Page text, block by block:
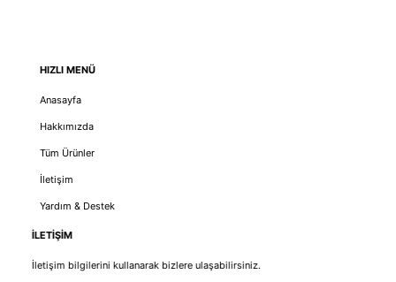
HIZLI MENÜ
Anasayfa
Hakkımızda
Tüm Ürünler
İletişim
Yardım & Destek
İLETİŞİM
İletişim bilgilerini kullanarak bizlere ulaşabilirsiniz.